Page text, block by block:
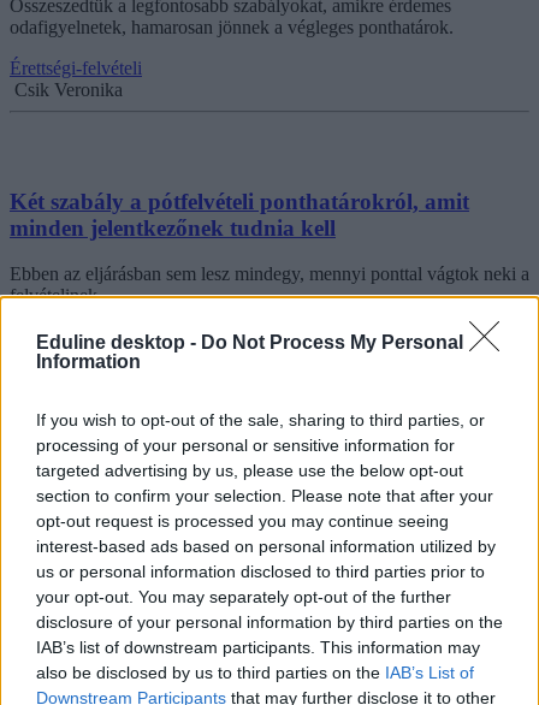
Eduline desktop - Do Not Process My Personal
Information
If you wish to opt-out of the sale, sharing to third parties, or
processing of your personal or sensitive information for
targeted advertising by us, please use the below opt-out
section to confirm your selection. Please note that after your
opt-out request is processed you may continue seeing
interest-based ads based on personal information utilized by
us or personal information disclosed to third parties prior to
your opt-out. You may separately opt-out of the further
disclosure of your personal information by third parties on the
IAB’s list of downstream participants. This information may
also be disclosed by us to third parties on the IAB’s List of
Downstream Participants that may further disclose it to other
Összeszedtük a legfontosabb szabályokat, amikre érdemes
odafigyelnetek, hamarosan jönnek a végleges ponthatárok.
Érettségi-felvételi
Csik Veronika
Két szabály a pótfelvételi ponthatárokról, amit
minden jelentkezőnek tudnia kell
Ebben az eljárásban sem lesz mindegy, mennyi ponttal vágtok neki a
felvételinek.
Érettségi-felvételi
Tóth Alexandra
A ponthatárhúzással még nem ért véget a felvételi
szezon, három fontos dátum még hátravan
Nagyjából augusztus közepére már tényleg vége lesz a 2021-es
általános felvételinek, de addig még van néhány fontos határidő,
amit érdemes észben tartani.
Érettségi-felvételi
Tóth Alexandra